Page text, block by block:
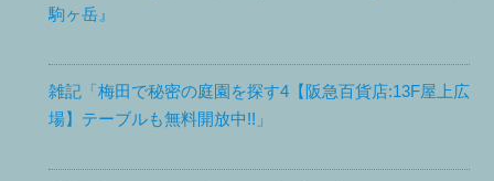
駒ヶ岳』
雑記「梅田で秘密の庭園を探す4【阪急百貨店:13F屋上広
場】テーブルも無料開放中!!」